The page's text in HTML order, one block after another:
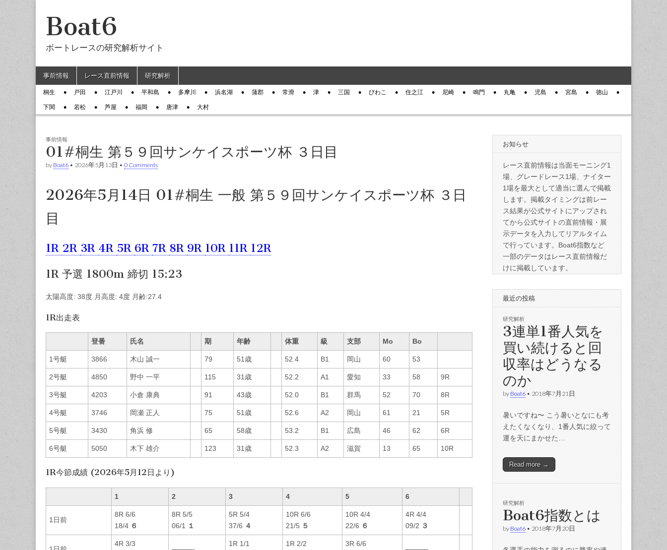
Boat6
ボートレースの研究解析サイト
Main menu
Skip to content
事前情報 レース直前情報 研究解析
Sub menu
桐生 戸田 江戸川 平和島 多摩川 浜名湖 蒲郡 常滑 津 三国 びわこ 住之江 尼崎 鳴門 丸亀 児島 宮島 徳山
下関 若松 芦屋 福岡 唐津 大村
事前情報
01#桐生 第５９回サンケイスポーツ杯 ３日目
by Boat6 • 2026年5月13日 • 0 Comments
2026年5月14日 01#桐生 一般 第５９回サンケイスポーツ杯 ３日
目
1R 2R 3R 4R 5R 6R 7R 8R 9R 10R 11R 12R
1R 予選 1800m 締切 15:23
太陽高度: 38度 月高度: 4度 月齢:27.4
1R出走表
登番 氏名 期 年齢 体重 級 支部 Mo Bo
1号艇 3866 木山 誠一 79 51歳 52.4 B1 岡山 60 53
2号艇 4850 野中 一平 115 31歳 52.2 A1 愛知 33 58 9R
3号艇 4203 小倉 康典 91 43歳 52.0 B1 群馬 52 70 8R
4号艇 3746 岡瀬 正人 75 51歳 52.6 A2 岡山 61 21 5R
5号艇 3430 角浜 修 65 58歳 53.2 B1 広島 46 62 6R
6号艇 5050 木下 雄介 123 31歳 52.3 A2 滋賀 13 65 10R
1R今節成績 (2026年5月12日より)
1 2 3 4 5 6
1日前
8R 6/6
18/4 ６
8R 5/5
06/1
１
5R 5/4
37/6 ４
10R 6/6
21/5 ５
10R 4/4
22/6 ６
4R 4/4
09/2 ３
4R 3/3
1R 1/1
1R 2/2
3R 6/6
お知らせ
レース直前情報は当面モーニング1
場、グレードレース1場、ナイター
1場を最大として適当に選んで掲載
します。掲載タイミングは前レー
ス結果が公式サイトにアップされ
てから公式サイトの直前情報・展
示データを入力してリアルタイム
で行っています。Boat6指数など
一部のデータはレース直前情報だ
けに掲載しています。
最近の投稿
研究解析
3連単1番人気を
買い続けると回
収率はどうなる
のか
by Boat6 • 2018年7月21日
暑いですね〜 こう暑いとなにも考
えたくなくなり、1番人気に絞って
運を天にまかせた…
Read more →
研究解析
Boat6指数とは
by Boat6 • 2018年7月20日